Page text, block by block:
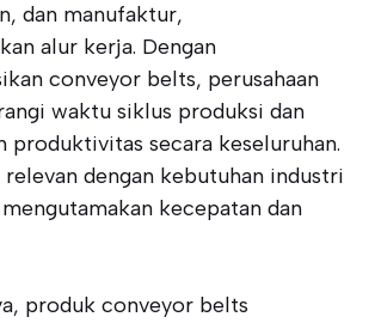
dan manufaktur,
alur kerja. Dengan
conveyor belts, perusahaan
waktu siklus produksi dan
produktivitas secara keseluruhan.
relevan dengan kebutuhan industri
kecepatan dan
produk conveyor belts